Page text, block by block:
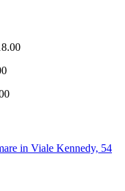
in Viale Kennedy, 54